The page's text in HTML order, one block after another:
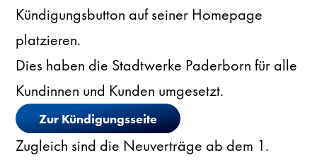
Kündigungsbutton auf seiner Homepage
platzieren.
Dies haben die Stadtwerke Paderborn für alle
Kundinnen und Kunden umgesetzt.
Zur Kündigungsseite
Zugleich sind die Neuverträge ab dem 1.